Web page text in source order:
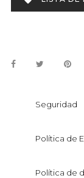
Seguridad
Política de
Política de